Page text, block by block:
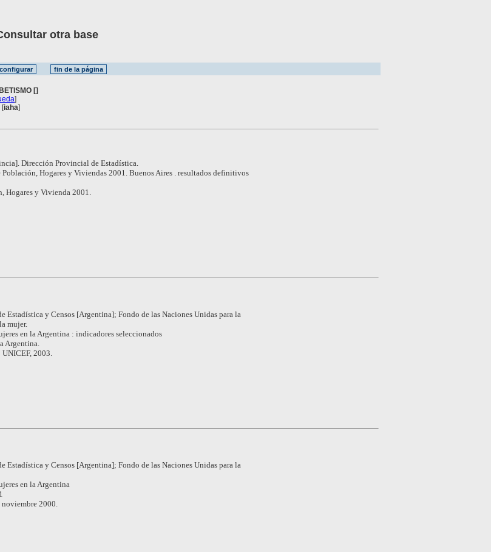
otra base
[]
]
[iaha]
Dirección Provincial de Estadística.
Población, Hogares y Viviendas 2001. Buenos Aires . resultados definitivos
Hogares y Vivienda 2001.
Estadística y Censos [Argentina]; Fondo de las Naciones Unidas para la
mujer.
en la Argentina : indicadores seleccionados
Argentina.
2003.
Estadística y Censos [Argentina]; Fondo de las Naciones Unidas para la
en la Argentina
2000.